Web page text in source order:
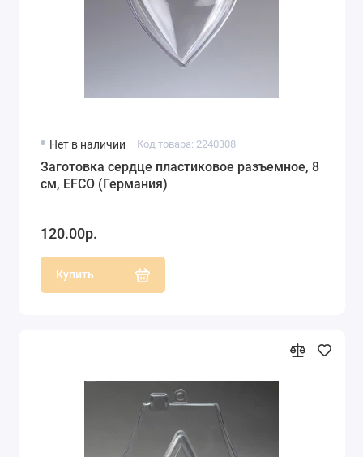
Нет в наличии Код товара: 2240308
Заготовка сердце пластиковое разъемное, 8
см, EFCO (Германия)
120.00р.
Купить